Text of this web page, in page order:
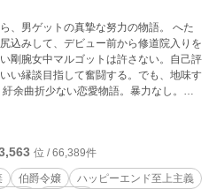
、男ゲットの真摯な努力の物語。 へた
込みして、デビュー前から修道院入りを
剛腕女中マルゴットは許さない。自己評
い縁談目指して奮闘する。でも、地味す
余曲折少ない恋愛物語。暴力なし。キ
１５は保険です。
位 / 66,389件
伯爵令嬢
ハッピーエンド至上主義